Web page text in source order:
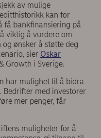
av mulige
kan for
få bankfinansiering på
viktig å vurdere om
ønsker å støtte deg
sier Oskar
Growth i Sverige.
har mulighet til å bidra
Bedrifter med investorer
mer penger, får
muligheter for å